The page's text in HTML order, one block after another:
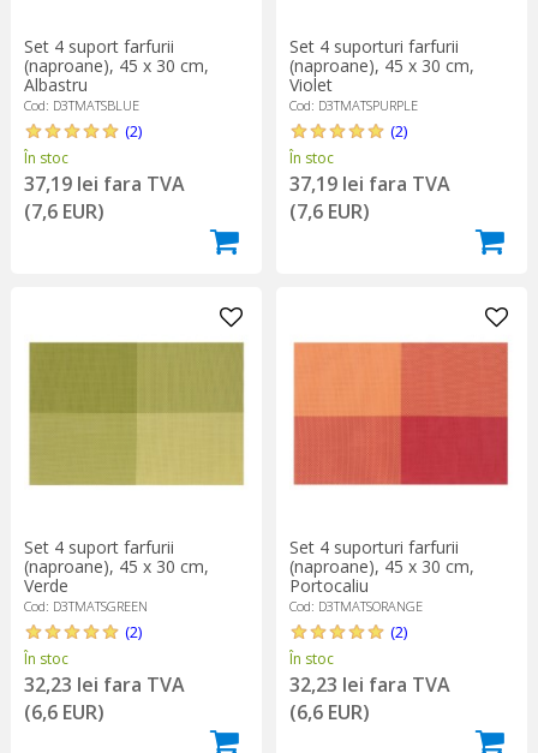
Set 4 suport farfurii
(naproane), 45 x 30 cm,
Albastru
Cod: D3TMATSBLUE
(2)
În stoc
37,19 lei fara TVA
(7,6 EUR)
Set 4 suporturi farfurii
(naproane), 45 x 30 cm,
Violet
Cod: D3TMATSPURPLE
(2)
În stoc
37,19 lei fara TVA
(7,6 EUR)
Set 4 suport farfurii
(naproane), 45 x 30 cm,
Verde
Cod: D3TMATSGREEN
(2)
În stoc
32,23 lei fara TVA
(6,6 EUR)
Set 4 suporturi farfurii
(naproane), 45 x 30 cm,
Portocaliu
Cod: D3TMATSORANGE
(2)
În stoc
32,23 lei fara TVA
(6,6 EUR)